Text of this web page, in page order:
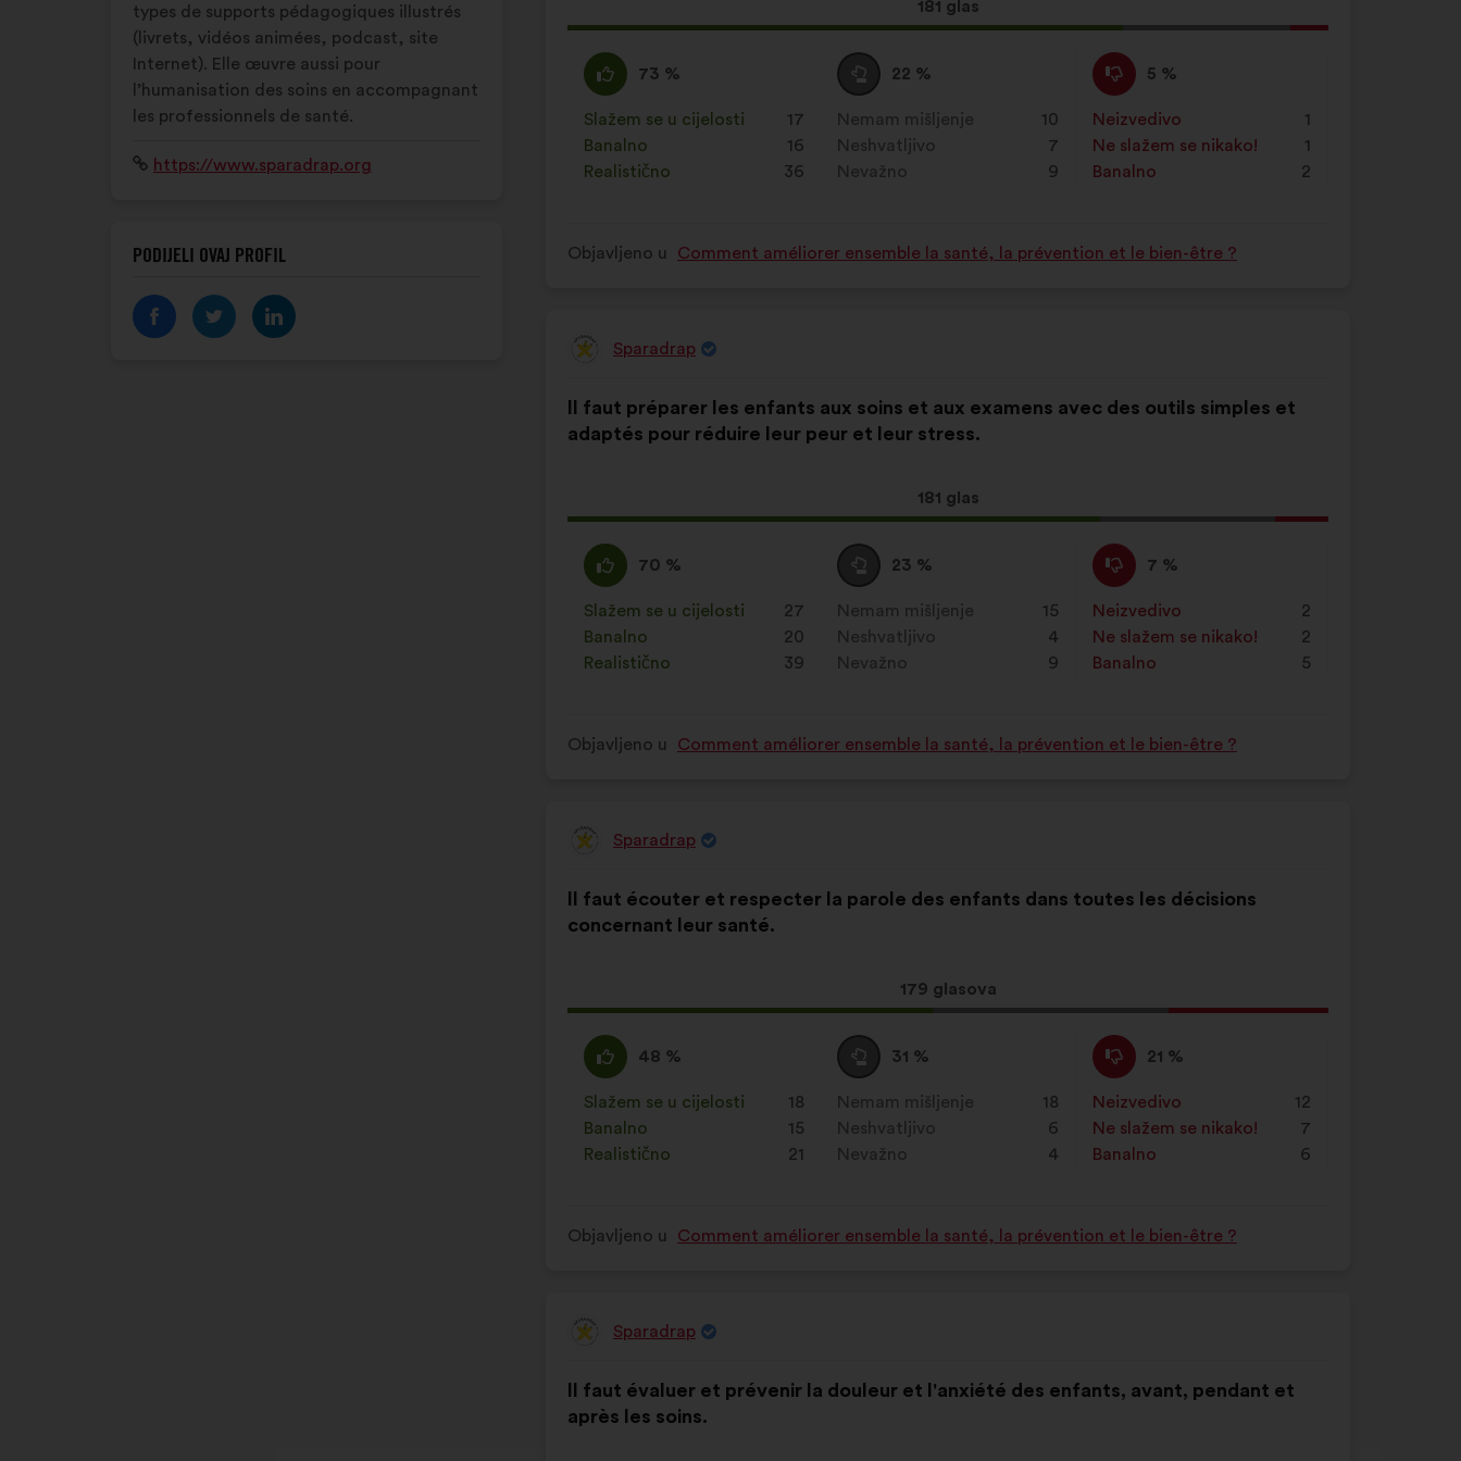
pretraživanje,
zatim
kliknite
na
gumb
types de supports pédagogiques illustrés
(livrets, vidéos animées, podcast, site
Internet). Elle œuvre aussi pour
l’humanisation des soins en accompagnant
les professionnels de santé.
Mrežno
https://www.sparadrap.org
PODIJELI OVAJ PROFIL
Ovaj
prijedlog
181 glas
Slažem
:
73 %
Za
navedeni
je
prijedlog
stavljena
Slažem se u cijelosti
: 17
put
Banalno
: 16
put
Realistično
: 36
put
Niti
se
slažem
niti
neslažem
22 %
Za
navedeni
je
prijedlog
stavljena
Nemam mišljenje
: 10
put
Neshvatljivo
: 7
put
Nevažno
: 9
put
Ne
slažem
se
:
5 %
Za
navedeni
je
prijedlog
stavljena
Neizvedivo
: 1
put
Ne slažem se nikako!
: 1
put
Banalno
: 2
put
Objavljeno u Comment améliorer ensemble la santé, la prévention et le bien-être ?
Prijedlog
Sparadrap
prijedloga:
Il faut préparer les enfants aux soins et aux examens avec des outils simples et
adaptés pour réduire leur peur et leur stress.
Ovaj
prijedlog
181 glas
raspodjelu:
Slažem
:
70 %
Za
navedeni
je
prijedlog
stavljena
Slažem se u cijelosti
: 27
put
Banalno
: 20
put
Realistično
: 39
put
Niti
se
slažem
niti
neslažem
23 %
Za
navedeni
je
prijedlog
stavljena
Nemam mišljenje
: 15
put
Neshvatljivo
: 4
put
Nevažno
: 9
put
Ne
slažem
se
:
7 %
Za
navedeni
je
prijedlog
stavljena
Neizvedivo
: 2
put
Ne slažem se nikako!
: 2
put
Banalno
: 5
put
Objavljeno u Comment améliorer ensemble la santé, la prévention et le bien-être ?
Prijedlog
Sparadrap
prijedloga:
Il faut écouter et respecter la parole des enfants dans toutes les décisions
concernant leur santé.
Ovaj
prijedlog
179 glasova
raspodjelu:
Slažem
:
48 %
Za
navedeni
je
prijedlog
stavljena
Slažem se u cijelosti
: 18
put
Banalno
: 15
put
Realistično
: 21
put
Niti
se
slažem
niti
neslažem
31 %
Za
navedeni
je
prijedlog
stavljena
Nemam mišljenje
: 18
put
Neshvatljivo
: 6
put
Nevažno
: 4
put
Ne
slažem
se
:
21 %
Za
navedeni
je
prijedlog
stavljena
Neizvedivo
: 12
put
Ne slažem se nikako!
: 7
put
Banalno
: 6
put
Objavljeno u Comment améliorer ensemble la santé, la prévention et le bien-être ?
Prijedlog
Sparadrap
prijedloga:
Il faut évaluer et prévenir la douleur et l'anxiété des enfants, avant, pendant et
après les soins.
raspodjelu: